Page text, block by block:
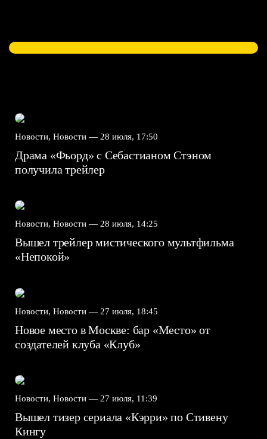
Новости, Новости — 28 июля, 17:50
Драма «Фьорд» с Себастианом Стэном
получила трейлер
Новости, Новости — 28 июля, 14:25
Вышел трейлер мистического мультфильма
«Непокой»
Новости, Новости — 27 июля, 18:45
Новое место в Москве: бар «Место» от
создателей клуба «Клуб»
Новости, Новости — 27 июля, 11:39
Вышел тизер сериала «Кэрри» по Стивену
Кингу